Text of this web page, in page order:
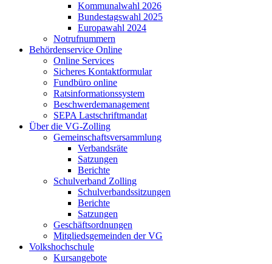
Kommunalwahl 2026
Bundestagswahl 2025
Europawahl 2024
Notrufnummern
Behördenservice Online
Online Services
Sicheres Kontaktformular
Fundbüro online
Ratsinformationssystem
Beschwerdemanagement
SEPA Lastschriftmandat
Über die VG-Zolling
Gemeinschaftsversammlung
Verbandsräte
Satzungen
Berichte
Schulverband Zolling
Schulverbandssitzungen
Berichte
Satzungen
Geschäftsordnungen
Mitgliedsgemeinden der VG
Volkshochschule
Kursangebote